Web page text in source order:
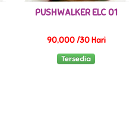
PUSHWALKER ELC 01
90,000 /30 Hari
Tersedia